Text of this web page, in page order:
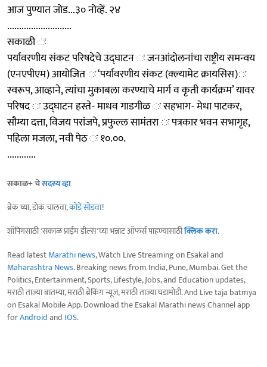
आज पुण्यात जोड...३० नोव्हें. २४
...........................
सकाळी ः
पर्यावरणीय संकट परिषदेचे उद्‍घाटन ः जनआंदोलनांचा राष्ट्रीय समन्वय
(एनएपीएम) आयोजित ः ‘पर्यावरणीय संकट (क्ल्यामेट क्रायसिस)ः
स्वरूप, आव्हाने, त्यांचा मुकाबला करण्याचे मार्ग व कृती कार्यक्रम’ यावर
परिषद ः उद्‍घाटन हस्ते- माधव गाडगीळ ः सहभाग- मेधा पाटकर,
सौम्या दत्ता, विजय परांजपे, प्रफुल्ल सामंतरा ः पत्रकार भवन सभागृह,
पहिला मजला, नवी पेठ ः १०.००.
............
सकाळ+ चेसदस्य व्हा
ब्रेक घ्या, डोकं चालवा,कोडे सोडवा!
शॉपिंगसाठी 'सकाळ प्राईम डील्स'च्या भन्नाट ऑफर्स पाहण्यासाठीक्लिक करा.
Read latestMarathi news, Watch Live Streaming on Esakal and
Maharashtra News. Breaking news from India, Pune, Mumbai. Get the
Politics, Entertainment, Sports, Lifestyle, Jobs, and Education updates,
मराठी ताज्या बातम्या, मराठी ब्रेकिंग न्यूज, मराठी ताज्या घडामोडी. And Live taja batmya
on Esakal Mobile App. Download the Esakal Marathi news Channel app
forAndroidand IOS.